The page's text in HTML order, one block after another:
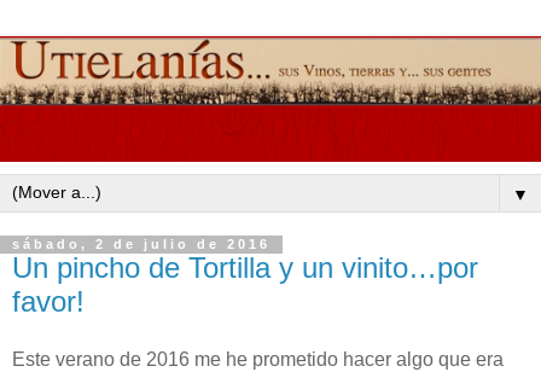
▼
sábado, 2 de julio de 2016
Un pincho de Tortilla y un vinito…por
favor!
Este verano de 2016 me he prometido hacer algo que era